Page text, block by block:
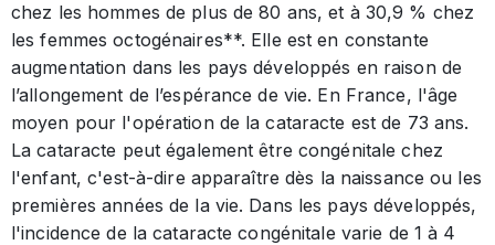
chez les hommes de plus de 80 ans, et à 30,9 % chez
les femmes octogénaires**. Elle est en constante
augmentation dans les pays développés en raison de
l’allongement de l’espérance de vie. En France, l'âge
moyen pour l'opération de la cataracte est de 73 ans.
La cataracte peut également être congénitale chez
l'enfant, c'est-à-dire apparaître dès la naissance ou les
premières années de la vie. Dans les pays développés,
l'incidence de la cataracte congénitale varie de 1 à 4